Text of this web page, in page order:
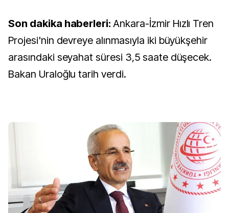
Son dakika haberleri:Ankara-İzmir Hızlı Tren
Projesi'nin devreye alınmasıyla iki büyükşehir
arasındaki seyahat süresi 3,5 saate düşecek.
Bakan Uraloğlu tarih verdi.